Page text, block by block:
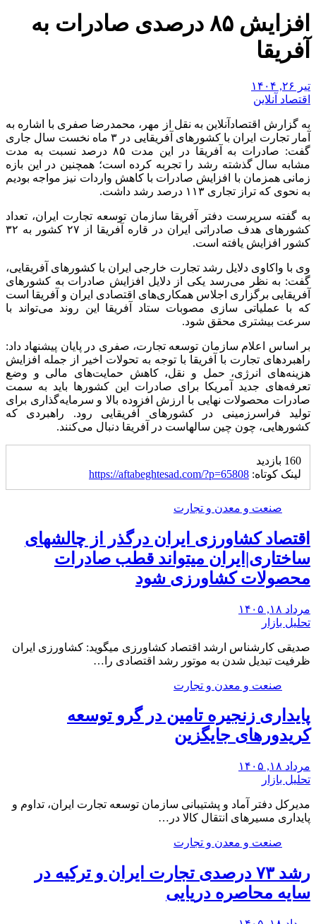
افزایش ۸۵ درصدی صادرات به
آفریقا
تیر ۲۶, ۱۴۰۴
اقتصاد آنلاین
به گزارش اقتصادآنلاین به نقل از مهر، محمدرضا صفری با اشاره به
آمار تجارت ایران با کشور‌های آفریقایی در ۳ ماه نخست سال جاری
گفت: صادرات به آفریقا در این مدت ۸۵ درصد نسبت به مدت
مشابه سال گذشته رشد را تجربه کرده است؛ همچنین در این بازه
زمانی همزمان با افزایش صادرات با کاهش واردات نیز مواجه بودیم
به نحوی که تراز تجاری ۱۱۳ درصد رشد داشت.
به گفته سرپرست دفتر آفریقا سازمان توسعه تجارت ایران، تعداد
کشور‌های هدف صادراتی ایران در قاره آفریقا از ۲۷ کشور به ۳۲
کشور افزایش یافته است.
وی با واکاوی دلایل رشد تجارت خارجی ایران با کشور‌های آفریقایی،
گفت: به نظر می‌رسد یکی از دلایل افزایش صادرات به کشور‌های
آفریقایی برگزاری اجلاس همکاری‌های اقتصادی ایران و آفریقا است
که با عملیاتی سازی مصوبات ستاد آفریقا این روند می‌تواند با
سرعت بیشتری محقق شود.
بر اساس اعلام سازمان توسعه تجارت، صفری در پایان پیشنهاد داد:
راهبرد‌های تجارت با آفریقا با توجه به تحولات اخیر از جمله افزایش
هزینه‌های انرژی، حمل و نقل، کاهش حمایت‌های مالی و وضع
تعرفه‌های جدید آمریکا برای صادرات این کشور‌ها باید به سمت
صادرات محصولات نهایی با ارزش افزوده بالا و سرمایه‌گذاری برای
تولید فراسرزمینی در کشور‌های آفریقایی رود. راهبردی که
کشورهایی، چون چین سالهاست در آفریقا دنبال می‌کنند.
160 بازدید
لینک کوتاه: https://aftabeghtesad.com/?p=65808
صنعت و معدن و تجارت
اقتصاد کشاورزی ایران درگذر از چالشهای
ساختاری|ایران میتواند قطب صادرات
محصولات کشاورزی شود
مرداد ۱۸, ۱۴۰۵
تحلیل بازار
صدیقی کارشناس ارشد اقتصاد کشاورزی میگوید: کشاورزی ایران
ظرفیت تبدیل شدن به موتور رشد اقتصادی را…
صنعت و معدن و تجارت
پایداری زنجیره تامین در گرو توسعه
کریدورهای جایگزین
مرداد ۱۸, ۱۴۰۵
تحلیل بازار
مدیرکل دفتر آماد و پشتیبانی سازمان توسعه تجارت ایران، تداوم و
پایداری مسیرهای انتقال کالا در…
صنعت و معدن و تجارت
رشد ۷۳ درصدی تجارت ایران و ترکیه در
سایه محاصره دریایی